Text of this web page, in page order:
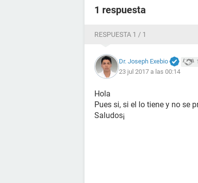
1 respuesta
RESPUESTA 1 / 1
Dr. Joseph Exebio
23 jul 2017 a las 00:14
Hola
Pues si, si el lo tiene y no se
Saludos¡